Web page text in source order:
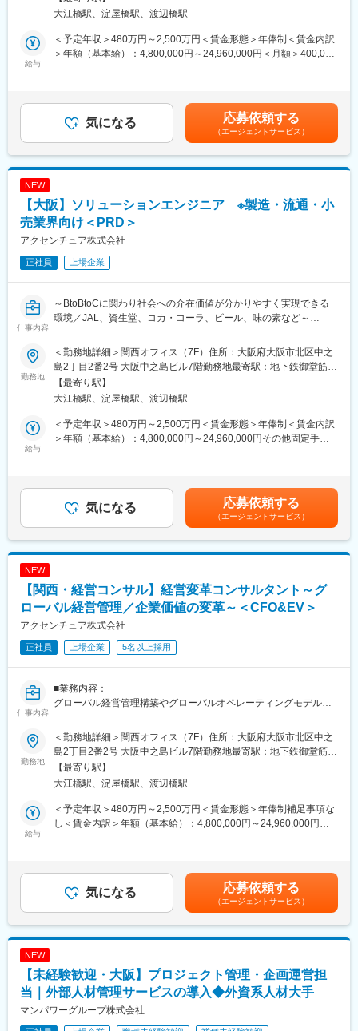
し、残業時間減少等改善が進んでいます。制度面では「18時以降
導入」「在宅勤務制度の全社展開」などを実施。さまざまな意識
改革の取組みは、社員それぞれの多様な働き方、専門性を尊重す
変更の範囲：会社の定める業務
スタマイズ開発（コンフィグ・プログラム）や運用保守まで対応
いただきます。また実装フェーズではブリッジSEとしてオフショ
アマネジメントに関わっていただく事もございます。コンサル志
向からテクニカル志向の方まで幅広くポジションを用意しており
アクセンチュアの中には、経営コンサルタント、業務ITコンサル
タント、エンジニア、5～10年程度の長期的な業務委託を請けて
いるクライアントへ業務改善コンサルティング・運用管理等を行
近年、有給取得率は84%、女性比率も30.4%へと増加。離職率も
半減し、残業時間減少等改善が進んでいます。制度面では「18時
以降の会議原則禁止」「残業ルール厳格化」「短日短時間勤務制
な働き方、専門性を尊重する、仕事とプライベートともに充実さ
■コンサルティングナレッジ：世界49ヶ国以上、73万人以上の従
業員の知を集約したグローバルナレッジを活用できるデータベー
変更の範囲：会社の定める業務
囲：会社の定める事業所
大江橋駅、淀屋橋駅、渡辺橋駅
給与
＜予定年収＞480万円～2,500万円＜賃金形態＞年俸制＜賃金内訳
＞年額（基本給）：4,800,000円～24,960,000円＜月額＞400,000
気になる 応募依頼する
（エージェントサービス）
NEW
【大阪】ソリューションエンジニア ※製造・流通・小
売業界向け＜PRD＞
アクセンチュア株式会社
正社員 上場企業
仕事内容
～BtoBtoCに関わり社会への介在価値が分かりやすく実現できる
環境／JAL、資生堂、コカ・コーラ、ビール、味の素など～
製造・流通・小売業界の顧客に対するシステム開発を頂きます。
(大手顧客からのプライム案件がメイン）顧客はFortune500に入る
業界最大手の企業が中心で、一段深いIT基礎知識や業務知識がを
身に付ける事が可能です。製造業は新規導入やアジアを中心とし
た、海外拠点へのロールアウトのニーズが特に多く、流通・小売
業はビックデータやECなどのソリューションへのニーズが強く、
先進的なソリューションに携わる事が可能です。また、海外出張
ルやアナリティクス、アウトソーシングを組み合わせて顧客と共
に事業開発も手がける等の新しいソリューション提供も行ってい
いう、全世界15,000ポジションへ自由に応募できる制度があり、
職種・国を問わず異動を実現できます。
■アクセンチュア独自の働き方改革：
半減し、残業時間減少等改善が進んでいます。制度面では「18時
な働き方、専門性を尊重する、仕事とプライベートともに充実さ
せる、生産性向上等の社員意識向上に繋がっています。
変更の範囲：会社の定める業務
勤務地
＜勤務地詳細＞関西オフィス（7F）住所：大阪府大阪市北区中之
島2丁目2番2号 大阪中之島ビル7階勤務地最寄駅：地下鉄御堂筋
線、京阪本線／淀屋橋駅受動喫煙対策：屋内全面禁煙変更の範
囲：会社の定める事業所
【最寄り駅】
大江橋駅、淀屋橋駅、渡辺橋駅
給与
＜予定年収＞480万円～2,500万円＜賃金形態＞年俸制＜賃金内訳
＞年額（基本給）：4,800,000円～24,960,000円その他固定手当/
固定手当を含めた表記です。
気になる 応募依頼する
（エージェントサービス）
NEW
【関西・経営コンサル】経営変革コンサルタント～グ
ローバル経営管理／企業価値の変革～＜CFO&EV＞
アクセンチュア株式会社
正社員 上場企業 5名以上採用
仕事内容
■業務内容：
グローバル経営管理構築やグローバルオペレーティングモデル構
バルを含めた全社経営改革のコンサルティングをお任せします。
■ミッション：
CEO、CFO、COOと、グローバルレベルのトランスフォーメーシ
ョンを通じて、如何に企業価値を向上させるか、どういう段取り
で変革を進めていくか、をテーマにコンサルティングを展開して
います。(10年前のFinanceのイメージは経理BPR、内部統制とい
ったものでしたが、近年はグローバル・グループ企業や事業をど
とができます。
■主要コンサルティングテーマ：
・グローバル経営管理（グローバル組織体制、データを共通言語
構築、ゼロベース予算(Zero-Based Budgeting)の導入)
・グローバルオペレーティングモデル構想(SSC機能強化、BPO活
用、本社リソースの付加価値業務シフト、ゼロベース組織デザイ
勤務地
＜勤務地詳細＞関西オフィス（7F）住所：大阪府大阪市北区中之
島2丁目2番2号 大阪中之島ビル7階勤務地最寄駅：地下鉄御堂筋
線、京阪本線／淀屋橋駅受動喫煙対策：屋内全面禁煙変更の範
囲：会社の定める事業所
【最寄り駅】
大江橋駅、淀屋橋駅、渡辺橋駅
給与
＜予定年収＞480万円～2,500万円＜賃金形態＞年俸制補足事項な
し＜賃金内訳＞年額（基本給）：4,800,000円～24,960,000円＜
時間分）、賞与を含めた金額となります。（シニアアナリスト・
コンサルタントレベル以上）賃金はあくまでも目安の金額であ
り、選考を通じて上下する可能性があります。月給(月額)は固定手
当を含めた表記です。
気になる 応募依頼する
（エージェントサービス）
NEW
【未経験歓迎・大阪】プロジェクト管理・企画運営担
当｜外部人材管理サービスの導入◆外資系人材大手
マンパワーグループ株式会社